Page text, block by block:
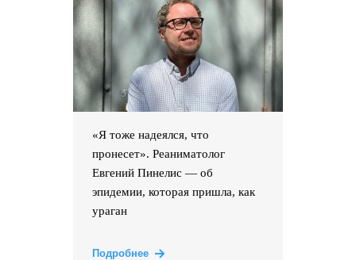
«Я тоже надеялся, что
пронесет». Реаниматолог
Евгений Пинелис — об
эпидемии, которая пришла, как
ураган
Подробнее